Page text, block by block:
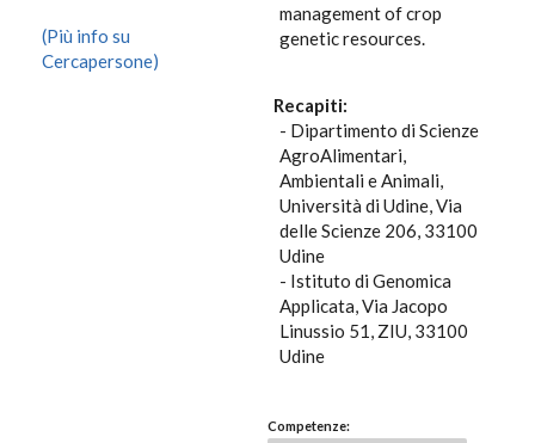
(Più info su
Cercapersone)
management of crop
genetic resources.
Recapiti:
- Dipartimento di Scienze
AgroAlimentari,
Ambientali e Animali,
Università di Udine, Via
delle Scienze 206, 33100
Udine
- Istituto di Genomica
Applicata, Via Jacopo
Linussio 51, ZIU, 33100
Udine
Competenze: